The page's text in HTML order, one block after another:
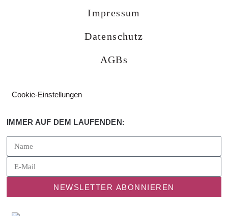
Impressum
Datenschutz
AGBs
Cookie-Einstellungen
IMMER AUF DEM LAUFENDEN:
NEWSLETTER ABONNIEREN